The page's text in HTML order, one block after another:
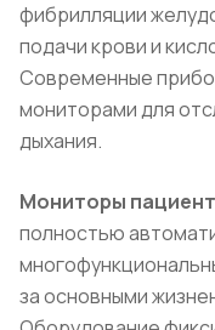
фибрилляции
подачи крови и
Современные
мониторами для
дыхания.
Мониторы
полностью
за основными